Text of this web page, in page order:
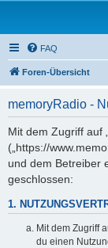
FAQ
Foren-Übersicht
memoryRadio -
Mit dem Zugriff auf
(„https://
und dem Betreiber
geschlossen:
1.
Mit dem Zugriff
du einen